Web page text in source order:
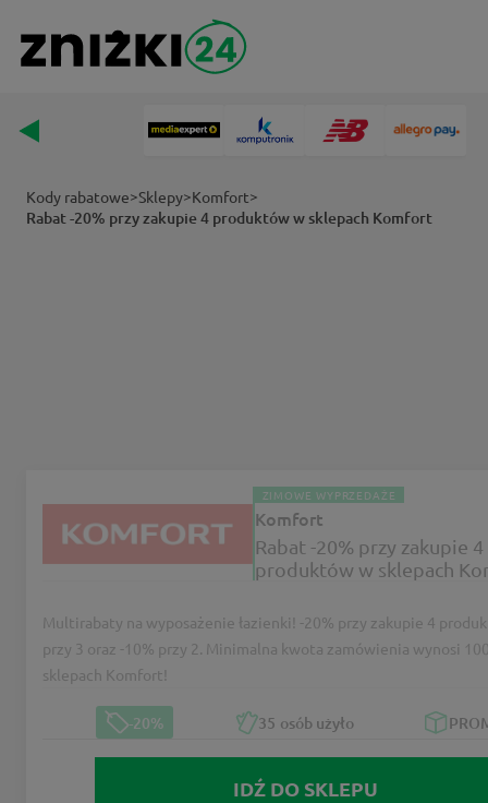
Kody rabatowe>Sklepy>Komfort>
Rabat -20% przy zakupie 4 produktów w sklepach Komfort
ZIMOWE WYPRZEDAŻE
Komfort
Rabat -20% przy zakupie 4
produktów w sklepach
-20% 35 osób użyło
IDŹ DO SKLEPU
Multirabaty na wyposażenie łazienki! -20% przy zakupie 4
przy 3 oraz -10% przy 2. Minimalna kwota zamówienia wynosi
sklepach Komfort!